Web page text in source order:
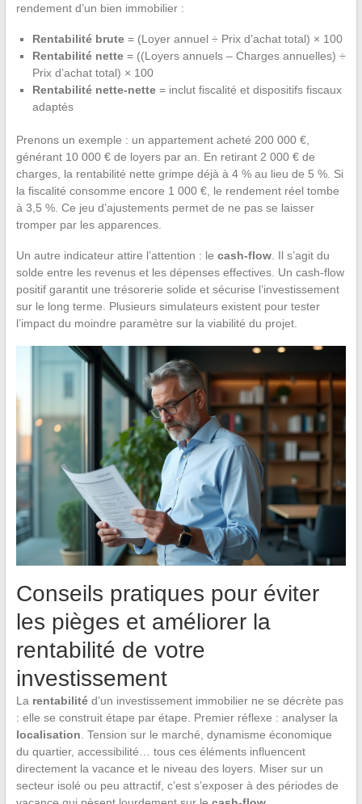
rendement d’un bien immobilier :
Rentabilité brute= (Loyer annuel ÷ Prix d’achat total) × 100
Rentabilité nette= ((Loyers annuels – Charges annuelles) ÷
Prix d’achat total) × 100
Rentabilité nette-nette= inclut fiscalité et dispositifs fiscaux
adaptés
Prenons un exemple : un appartement acheté 200 000 €,
générant 10 000 € de loyers par an. En retirant 2 000 € de
charges, la rentabilité nette grimpe déjà à 4 % au lieu de 5 %. Si
la fiscalité consomme encore 1 000 €, le rendement réel tombe
à 3,5 %. Ce jeu d’ajustements permet de ne pas se laisser
tromper par les apparences.
Un autre indicateur attire l’attention : le cash-flow. Il s’agit du
solde entre les revenus et les dépenses effectives. Un cash-flow
positif garantit une trésorerie solide et sécurise l’investissement
sur le long terme. Plusieurs simulateurs existent pour tester
l’impact du moindre paramètre sur la viabilité du projet.
Conseils pratiques pour éviter
les pièges et améliorer la
rentabilité de votre
investissement
La rentabilitéd’un investissement immobilier ne se décrète pas
: elle se construit étape par étape. Premier réflexe : analyser la
localisation . Tension sur le marché, dynamisme économique
du quartier, accessibilité… tous ces éléments influencent
directement la vacance et le niveau des loyers. Miser sur un
secteur isolé ou peu attractif, c’est s’exposer à des périodes de